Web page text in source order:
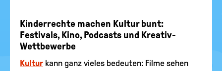
Kinderrechte machen Kultur bunt:
Festivals, Kino, Podcasts und Kreativ-
Wettbewerbe
Kultur kann ganz vieles bedeuten: Filme sehen